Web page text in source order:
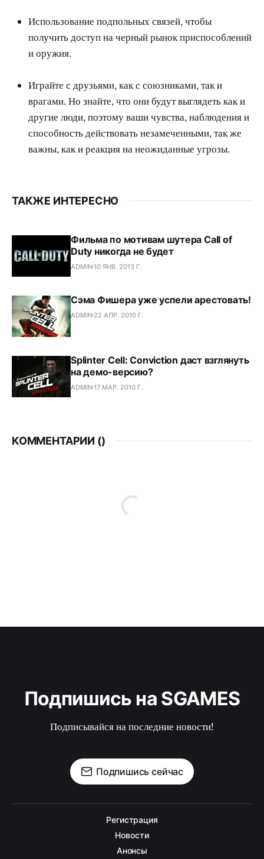
Использование подпольных связей, чтобы
получить доступ на черный рынок приспособлений
и оружия.
Играйте с друзьями, как с союзниками, так и
врагами. Но знайте, что они будут выглядеть как и
другие люди, поэтому ваши чувства, наблюдения и
способность действовать незамеченными, так же
важны, как и реакция на неожиданные угрозы.
ТАКЖЕ ИНТЕРЕСНО
Фильма по мотивам шутера Call of
Duty никогда не будет
ADMIN10 ЯНВ. 2013 Г.
Сэма Фишера уже успели арестовать!
ADMIN 22 АПР. 2010 Г.
Splinter Cell: Conviction даст взглянуть
на демо-версию?
ADMIN17 МАР. 2010 Г.
КОММЕНТАРИИ ()
Подпишись на SGAMES
Подписывайся на последние новости!
Подпишись сейчас
Регистрация
Новости
Анонсы